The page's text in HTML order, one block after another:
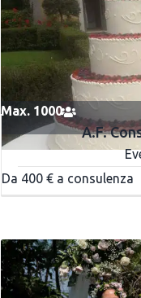
Max. 1000
A.F.
Da 400 € a consulenza